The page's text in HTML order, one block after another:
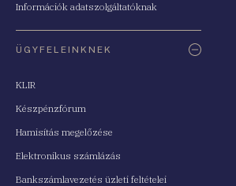
Információk adatszolgáltatóknak
ÜGYFELEINKNEK
KLIR
Készpénzfórum
Hamisítás megelőzése
Elektronikus számlázás
Bankszámlavezetés üzleti feltételei